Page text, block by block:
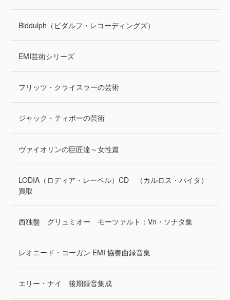
Biddulph（ビダルフ・レコーディングズ）
EMI芸術シリーズ
フリッツ・クライスラーの芸術
ジャック・ティボーの芸術
ヴァイオリンの巨匠達～女性篇
LODIA（ロディア・レーベル）CD （カルロス・パイタ）
買取
西独盤 グリュミオー モーツァルト：Vn・ソナタ集
レオニード・コーガン EMI 協奏曲録音集
エリー・ナイ 後期録音集成